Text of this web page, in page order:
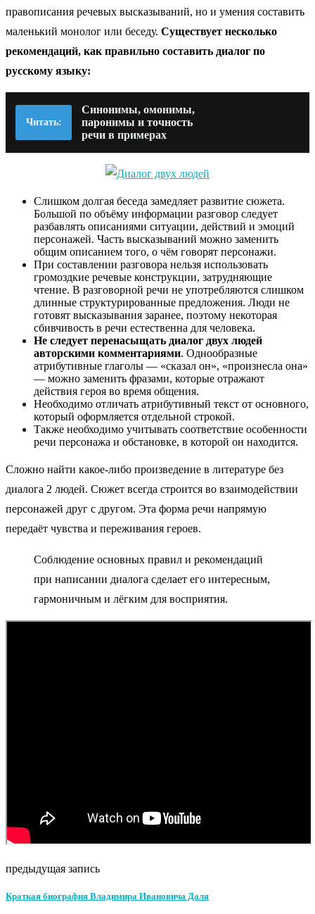
правописания речевых высказываний, но и умения составить
маленький монолог или беседу. Существует несколько
рекомендаций, как правильно составить диалог по
русскому языку:
Читать:
Синонимы, омонимы,
паронимы и точность
речи в примерах
Слишком долгая беседа замедляет развитие сюжета.
Большой по объёму информации разговор следует
разбавлять описаниями ситуации, действий и эмоций
персонажей. Часть высказываний можно заменить
общим описанием того, о чём говорят персонажи.
При составлении разговора нельзя использовать
громоздкие речевые конструкции, затрудняющие
чтение. В разговорной речи не употребляются слишком
длинные структурированные предложения. Люди не
готовят высказывания заранее, поэтому некоторая
сбивчивость в речи естественна для человека.
Не следует перенасыщать диалог двух людей
авторскими комментариями. Однообразные
атрибутивные глаголы — «сказал он», «произнесла она»
— можно заменить фразами, которые отражают
действия героя во время общения.
Необходимо отличать атрибутивный текст от основного,
который оформляется отдельной строкой.
Также необходимо учитывать соответствие особенности
речи персонажа и обстановке, в которой он находится.
Сложно найти какое-либо произведение в литературе без
диалога 2 людей. Сюжет всегда строится во взаимодействии
персонажей друг с другом. Эта форма речи напрямую
передаёт чувства и переживания героев.
Соблюдение основных правил и рекомендаций
при написании диалога сделает его интересным,
гармоничным и лёгким для восприятия.
предыдущая запись
Краткая биография Владимира Ивановича Даля